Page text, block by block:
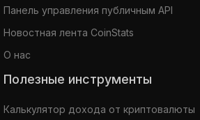
Панель управления публичным API
Новостная лента CoinStats
О нас
Полезные инструменты
Калькулятор дохода от криптовалюты